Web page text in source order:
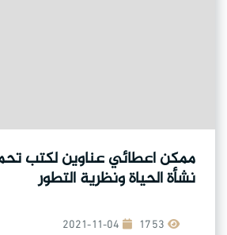
ممكن اعطائي عناوين لكتب
نشأة الحياة ونظرية التطور
2021-11-04